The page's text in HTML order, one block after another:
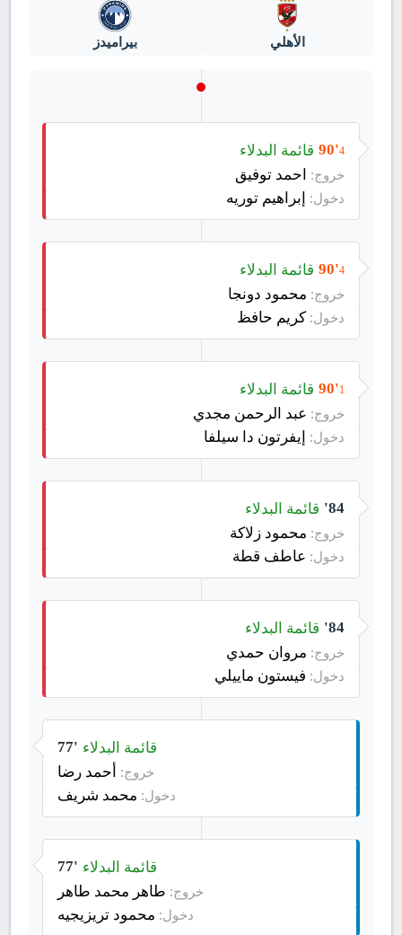
الأهلي بيراميدز
90'4 قائمة البدلاء
خروج: احمد توفيق
دخول: إبراهيم توريه
90'4 قائمة البدلاء
خروج: محمود دونجا
دخول: كريم حافظ
90'1 قائمة البدلاء
خروج: عبد الرحمن مجدي
دخول: إيفرتون دا سيلفا
84' قائمة البدلاء
خروج: محمود زلاكة
دخول: عاطف قطة
84' قائمة البدلاء
خروج: مروان حمدي
دخول: فيستون ماييلي
77' قائمة البدلاء
خروج: أحمد رضا
دخول: محمد شريف
77' قائمة البدلاء
خروج: طاهر محمد طاهر
دخول: محمود تريزيجيه